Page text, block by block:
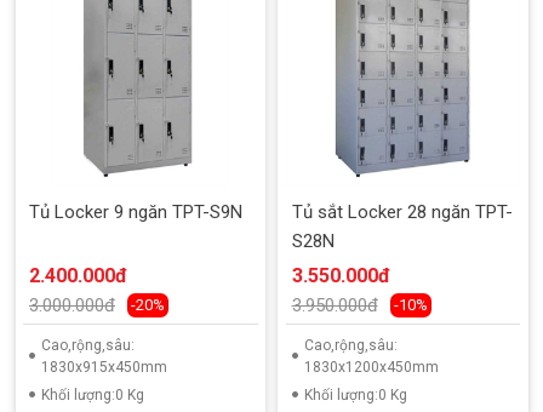
Tủ Locker 9 ngăn TPT-S9N
2.400.000đ
3.000.000đ -20%
Cao,rộng,sâu:
1830x915x450mm
Khối lượng:0 Kg
Tủ sắt Locker 28 ngăn TPT-
S28N
3.550.000đ
3.950.000đ -10%
Cao,rộng,sâu:
1830x1200x450mm
Khối lượng:0 Kg